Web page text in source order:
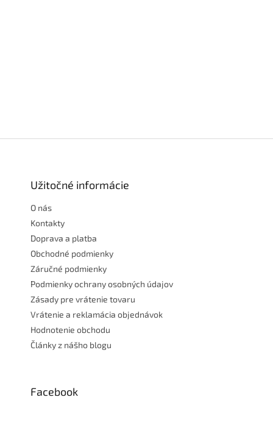
Užitočné informácie
O nás
Kontakty
Doprava a platba
Obchodné podmienky
Záručné podmienky
Podmienky ochrany osobných údajov
Zásady pre vrátenie tovaru
Vrátenie a reklamácia objednávok
Hodnotenie obchodu
Články z nášho blogu
Facebook